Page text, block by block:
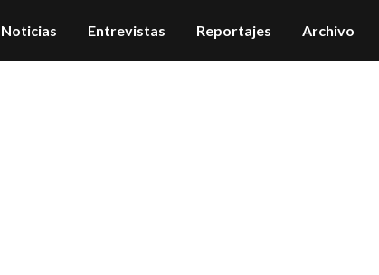
Noticias Entrevistas Reportajes Archivo